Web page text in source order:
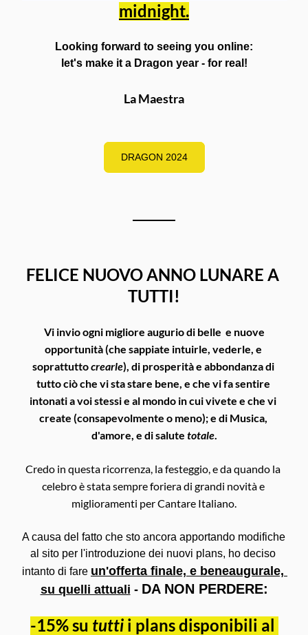
midnight.
Looking forward to seeing you online:
let's make it a Dragon year - for real!
La Maestra
DRAGON 2024
FELICE NUOVO ANNO LUNARE A
TUTTI!
opportunità (che sappiate intuirle, vederle, e
soprattutto crearle), di prosperità e abbondanza di
tutto ciò che vi sta stare bene, e che vi fa sentire
intonati a voi stessi e al mondo in cui vivete e che vi
create (consapevolmente o meno); e di Musica,
d'amore, e di salute totale.
Credo in questa ricorrenza, la festeggio, e da quando la
celebro è stata sempre foriera di grandi novità e
miglioramenti per Cantare Italiano.
A causa del fatto che sto ancora apportando modifiche
al sito per l'introduzione dei nuovi plans, ho deciso
intanto di fare un'offerta finale, e beneaugurale,
su quelli attuali - DA NON PERDERE:
-15% su tutti i plans disponibili al